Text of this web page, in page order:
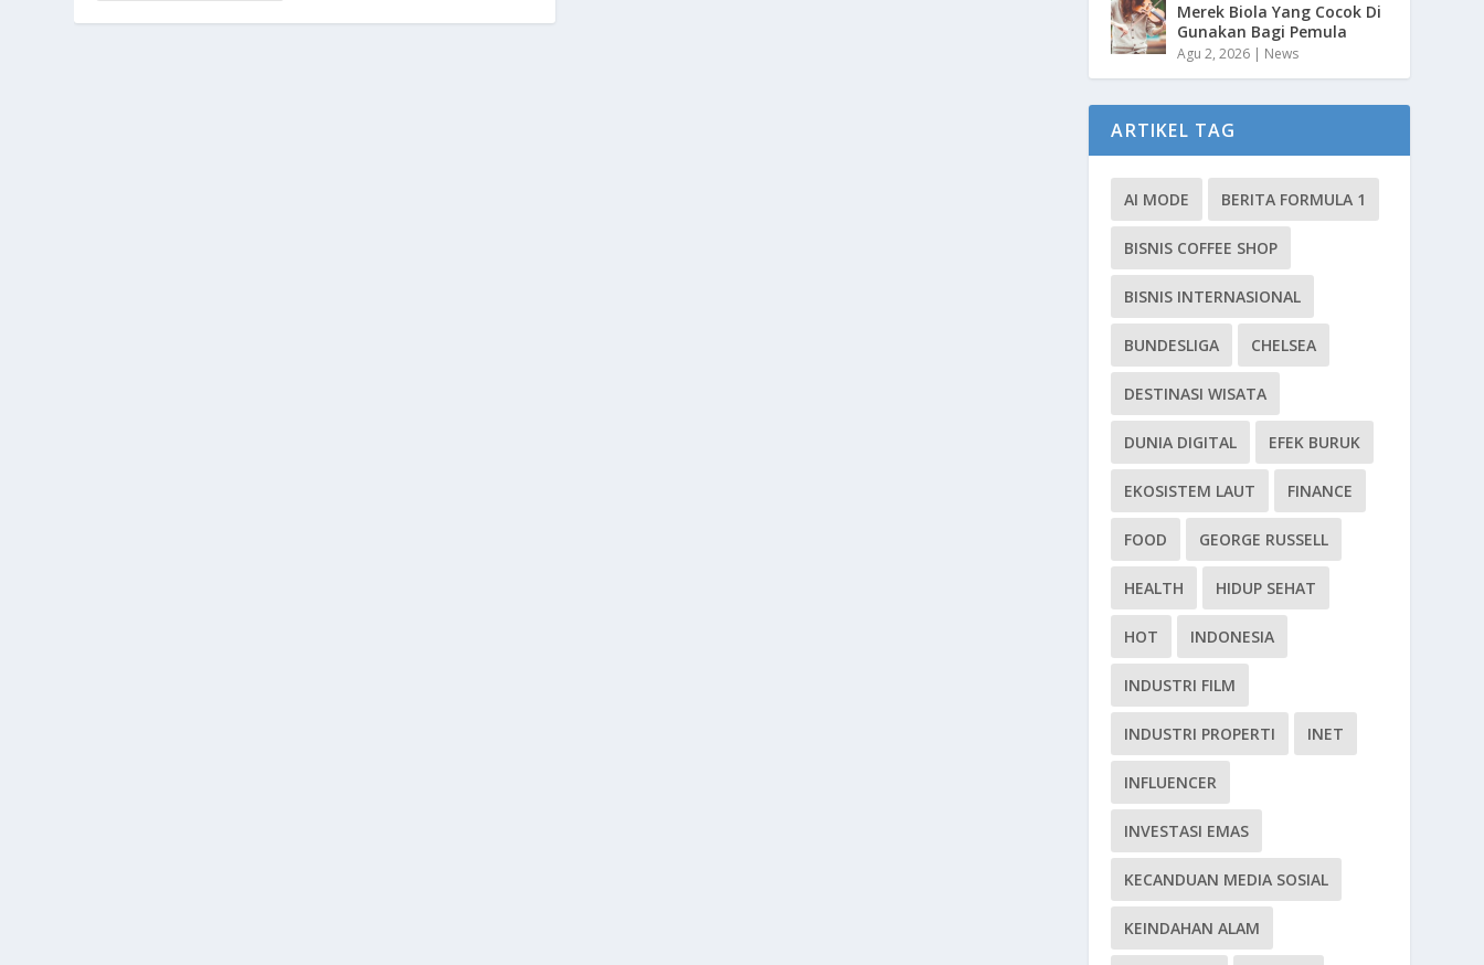
Merek Biola Yang Cocok Di
Gunakan Bagi Pemula
Agu 2, 2026 | News
ARTIKEL TAG
AI MODE BERITA FORMULA 1
BISNIS COFFEE SHOP
BISNIS INTERNASIONAL
BUNDESLIGA CHELSEA
DESTINASI WISATA
DUNIA DIGITAL EFEK BURUK
EKOSISTEM LAUT FINANCE
FOOD GEORGE RUSSELL
HEALTH HIDUP SEHAT
HOT INDONESIA
INDUSTRI FILM
INDUSTRI PROPERTI INET
INFLUENCER
INVESTASI EMAS
KECANDUAN MEDIA SOSIAL
KEINDAHAN ALAM